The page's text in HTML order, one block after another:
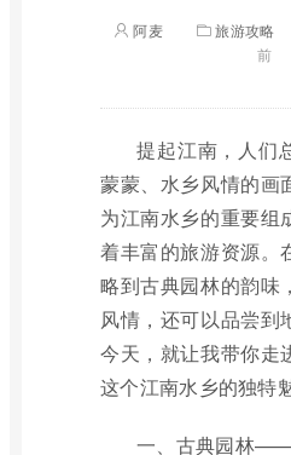
阿麦 旅游攻略
前
提起江南，人们
蒙蒙、水乡风情的画
为江南水乡的重要组
着丰富的旅游资源。
略到古典园林的韵味
风情，还可以品尝到
今天，就让我带你走
这个江南水乡的独特魅
一、古典园林